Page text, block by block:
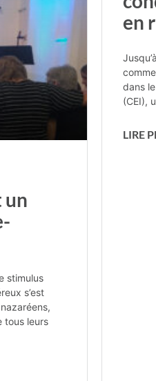
un
stimulus
s’est
tous leurs
en
dans
(CEI),
LIRE